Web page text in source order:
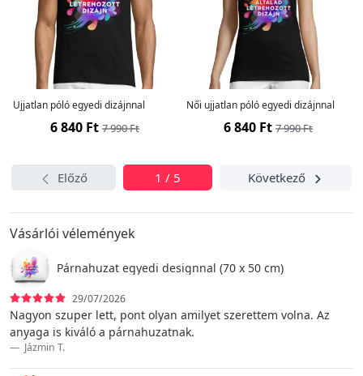
Vásárlói vélemények
Párnahuzat egyedi designnal (70 x 50 cm)
29/07/2026
Nagyon szuper lett, pont olyan amilyet szerettem volna. Az
anyaga is kiváló a párnahuzatnak.
Jázmin T.
Ujjatlan póló egyedi dizájnnal
6 840 Ft 7 990 Ft
Női ujjatlan póló egyedi dizájnnal
6 840 Ft 7 990 Ft
Előző 1 / 5 Következő